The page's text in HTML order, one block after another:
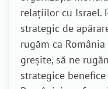
relațiilor cu Israel.
strategic de
rugăm ca
greșite, să ne
strategice